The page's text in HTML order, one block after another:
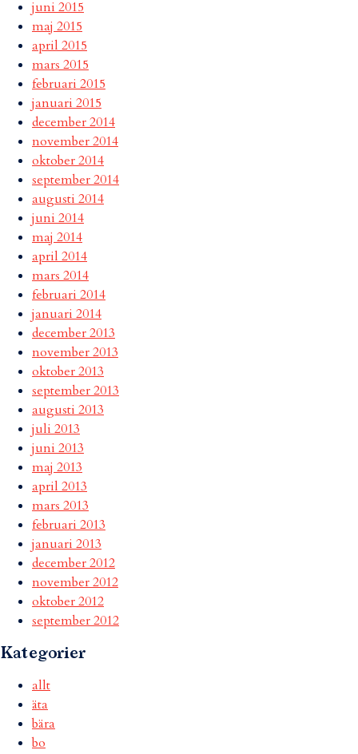
juni 2015
maj 2015
april 2015
mars 2015
februari 2015
januari 2015
december 2014
november 2014
oktober 2014
september 2014
augusti 2014
juni 2014
maj 2014
april 2014
mars 2014
februari 2014
januari 2014
december 2013
november 2013
oktober 2013
september 2013
augusti 2013
juli 2013
juni 2013
maj 2013
april 2013
mars 2013
februari 2013
januari 2013
december 2012
november 2012
oktober 2012
september 2012
Kategorier
allt
äta
bära
bo